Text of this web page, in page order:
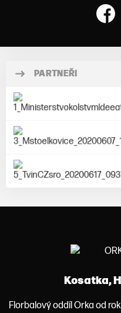
PARTNEŘI
Kosatka,
Florbalový oddíl Orka od